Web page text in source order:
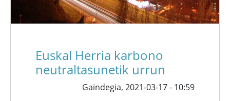
Euskal Herria karbono
neutraltasunetik urrun
Gaindegia, 2021-03-17 - 10:59